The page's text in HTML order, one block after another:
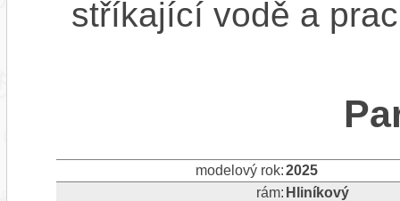
stříkající vodě a
modelový rok:2025
rám: Hliníkový